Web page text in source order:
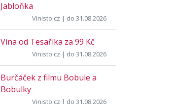
Jabloňka
Vinisto.cz | do 31.08.2026
Vína od Tesaříka za 99 Kč
Vinisto.cz | do 31.08.2026
Burčáček z filmu Bobule a
Bobulky
Vinisto.cz | do 31.08.2026